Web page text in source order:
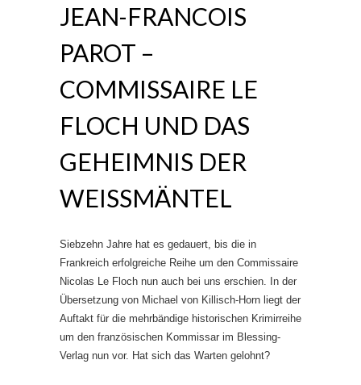
JEAN-FRANCOIS
PAROT –
COMMISSAIRE LE
FLOCH UND DAS
GEHEIMNIS DER
WEISSMÄNTEL
Siebzehn Jahre hat es gedauert, bis die in
Frankreich erfolgreiche Reihe um den Commissaire
Nicolas Le Floch nun auch bei uns erschien. In der
Übersetzung von Michael von Killisch-Horn liegt der
Auftakt für die mehrbändige historischen Krimirreihe
um den französischen Kommissar im Blessing-
Verlag nun vor. Hat sich das Warten gelohnt?